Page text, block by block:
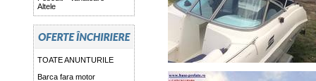
Altele
TOATE ANUNTURILE
Barca fara motor